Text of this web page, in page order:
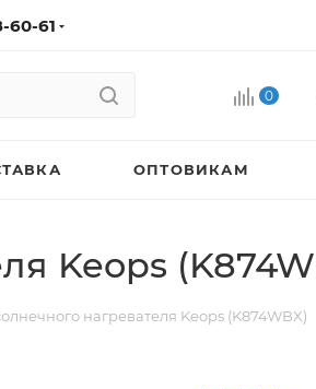
60-61
0
ОПТОВИКАМ
Keops
нагревателя Keops (K874WBX)